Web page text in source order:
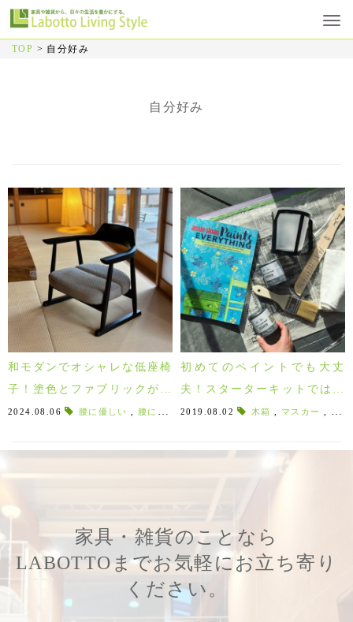
TOP > 自分好み
自分好み
和モダンでオシャレな低座椅
子！塗色とファブリックが選
べるHIDAの「低座」
2024.08.06 腰に優しい 腰に優しい椅子 , ブラック塗装 ,家具紹介
初めてのペイントでも大丈
夫！スターターキットではじ
めるアニースローン！
2019.08.02 木箱 マスカー
家具・雑貨のことなら
LABOTTOまでお気軽にお立ち寄り
ください。